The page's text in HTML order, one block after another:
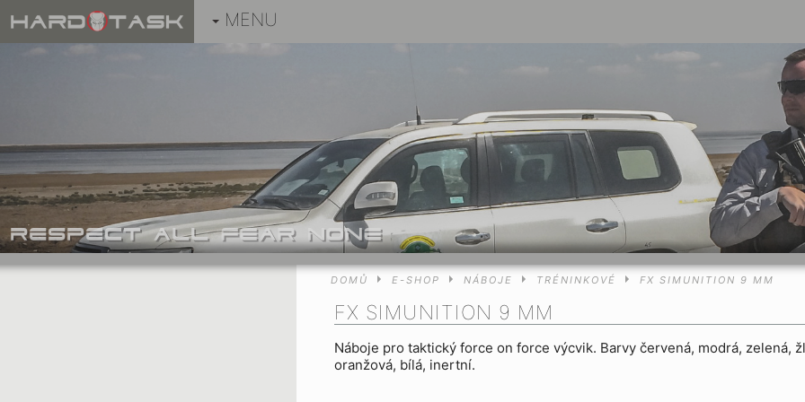
MENU
DOMŮ E-SHOP NÁBOJE TRÉNINKOVÉ FX SIMUNITION 9 MM
FX SIMUNITION 9 MM
Náboje pro taktický force on force výcvik. Barvy červená, modrá, zelená,
oranžová, bílá, inertní.